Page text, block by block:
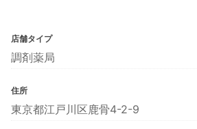
店舗タイプ
調剤薬局
住所
東京都江戸川区鹿骨4-2-9